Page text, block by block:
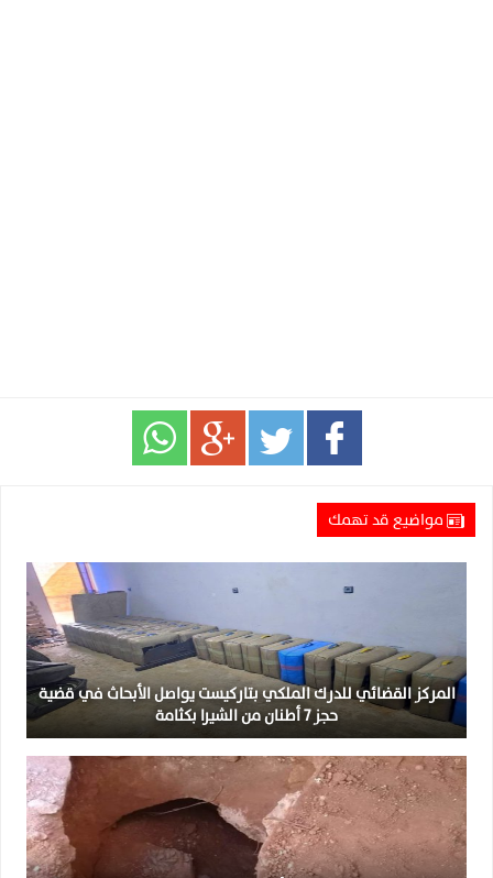
مواضيع قد تهمك
المركز القضائي للدرك الملكي بتاركيست يواصل الأبحاث في قضية
حجز 7 أطنان من الشيرا بكثامة